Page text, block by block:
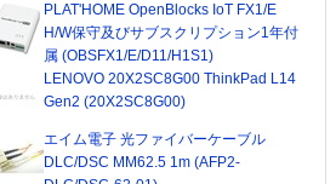
PLAT'HOME OpenBlocks IoT FX1/E
H/W保守及びサブスクリプション1年付
属 (OBSFX1/E/D11/H1S1)
LENOVO 20X2SC8G00 ThinkPad L14
Gen2 (20X2SC8G00)
エイム電子 光ファイバーケーブル
DLC/DSC MM62.5 1m (AFP2-